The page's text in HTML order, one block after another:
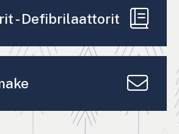
- Defibrilaattorit